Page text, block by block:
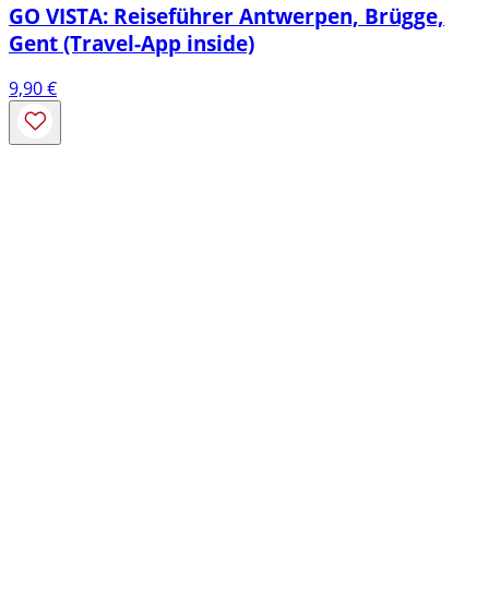
GO VISTA: Reiseführer Antwerpen, Brügge,
Gent (Travel-App inside)
9,90€